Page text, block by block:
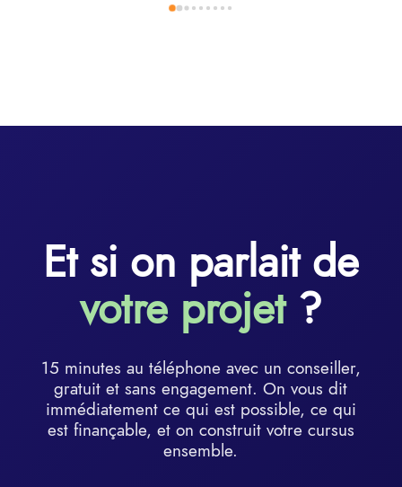
Et si on parlait de
votre projet?
15 minutes au téléphone avec un conseiller,
gratuit et sans engagement. On vous dit
immédiatement ce qui est possible, ce qui
est finançable, et on construit votre cursus
ensemble.